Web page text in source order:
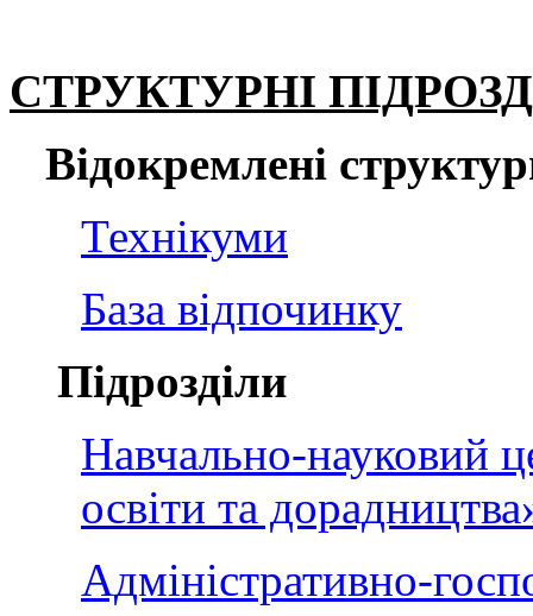
СТРУКТУРНІ
Відокремлені
Технікуми
База відпочинку
Підрозділи
Навчально-науковий
освіти та
Адміністративно-